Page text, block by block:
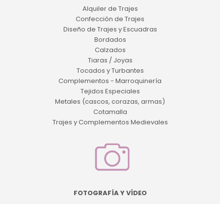
Alquiler de Trajes
Confección de Trajes
Diseño de Trajes y Escuadras
Bordados
Calzados
Tiaras / Joyas
Tocados y Turbantes
Complementos - Marroquinería
Tejidos Especiales
Metales (cascos, corazas, armas)
Cotamalla
Trajes y Complementos Medievales
FOTOGRAFÍA Y VÍDEO